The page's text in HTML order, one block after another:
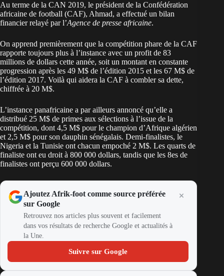
Au terme de la CAN 2019, le président de la Confédération
africaine de football (CAF), Ahmad, a effectué un bilan
financier relayé par l’Agence de presse africaine.
On apprend premièrement que la compétition phare de la CAF
rapporte toujours plus à l’instance avec un profit de 83
millions de dollars cette année, soit un montant en constante
progression après les 49 M$ de l’édition 2015 et les 67 M$ de
l’édition 2017. Voilà qui aidera la CAF à combler sa dette,
chiffrée à 20 M$.
L’instance panafricaine a par ailleurs annoncé qu’elle a
distribué 25 M$ de primes aux sélections à l’issue de la
compétition, dont 4,5 M$ pour le champion d’Afrique algérien
et 2,5 M$ pour son dauphin sénégalais. Demi-finalistes, le
Nigeria et la Tunisie ont chacun empoché 2 M$. Les quarts de
finaliste ont eu droit à 800 000 dollars, tandis que les 8es de
finalistes ont perçu 600 000 dollars.
Ajoutez Afrik-foot comme source préférée
sur Google
Retrouvez nos articles plus souvent et facilement
dans vos résultats de recherche Google et actualités à
la Une.
Suivre sur Google